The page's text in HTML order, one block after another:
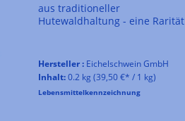
aus traditioneller
Hutewaldhaltung - eine Rarität
Hersteller : Eichelschwein GmbH
Inhalt:0.2 kg(39,50 €* / 1 kg)
Lebensmittelkennzeichnung